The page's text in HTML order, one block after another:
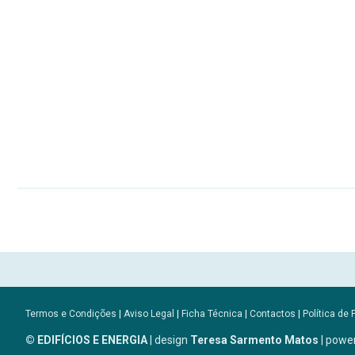
Termos e Condições | Aviso Legal | Ficha Técnica | Contactos | Política de
© EDIFÍCIOS E ENERGIA| design Teresa Sarmento Matos |